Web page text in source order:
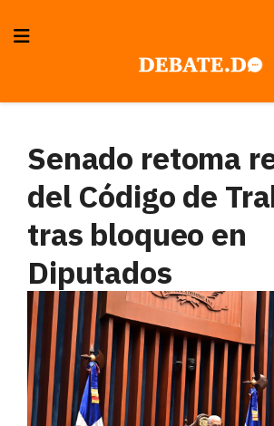
Senado retoma
del Código de
tras bloqueo en
Diputados